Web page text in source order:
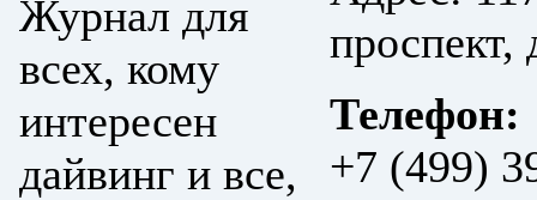
Журнал для
всех, кому
интересен
дайвинг и все,
Телефон:
+7 (499)